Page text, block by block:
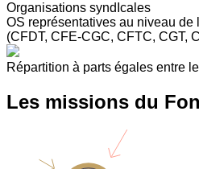
Organisations syndIcales
OS représentatives au niveau de
(CFDT, CFE-CGC, CFTC, CGT,
Répartition à parts égales entre
Les missions du